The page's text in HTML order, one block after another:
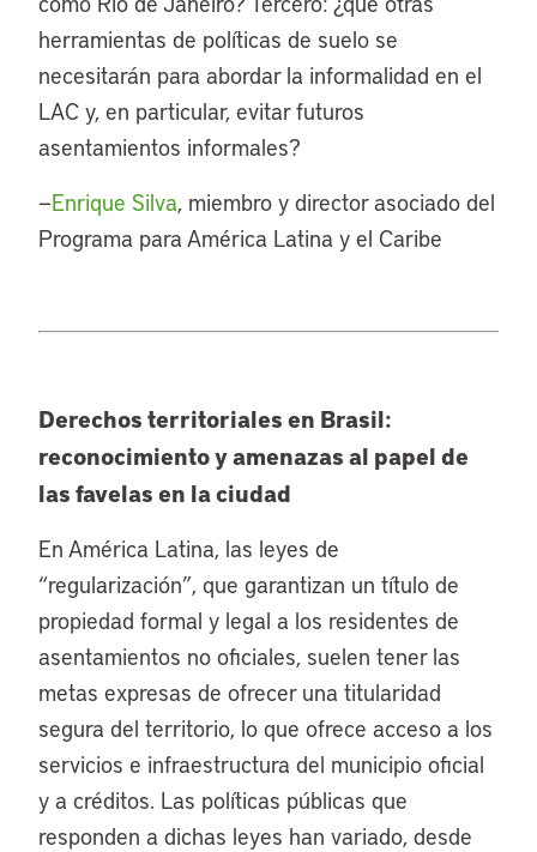
herramientas de políticas de suelo se
necesitarán para abordar la informalidad en el
LAC y, en particular, evitar futuros
asentamientos informales?
—Enrique Silva, miembro y director asociado del
Programa para América Latina y el Caribe
Derechos territoriales en Brasil:
reconocimiento y amenazas al papel de
las favelas en la ciudad
En América Latina, las leyes de
“regularización”, que garantizan un título de
propiedad formal y legal a los residentes de
asentamientos no oficiales, suelen tener las
metas expresas de ofrecer una titularidad
segura del territorio, lo que ofrece acceso a los
servicios e infraestructura del municipio oficial
y a créditos. Las políticas públicas que
responden a dichas leyes han variado, desde